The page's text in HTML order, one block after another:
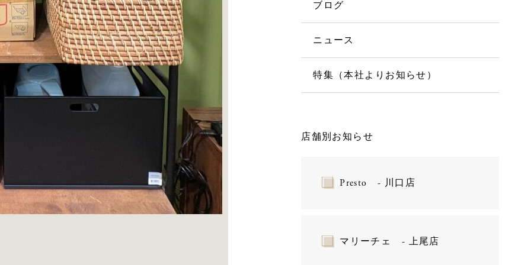
ブログ
ニュース
特集（本社よりお知らせ）
店舗別お知らせ
Presto - 川口店
マリーチェ - 上尾店